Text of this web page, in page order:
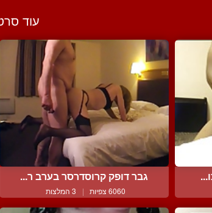
עוד
גבר דופק קרוסדרסר בערב ר...
6060 צפיות | 3 המלצות